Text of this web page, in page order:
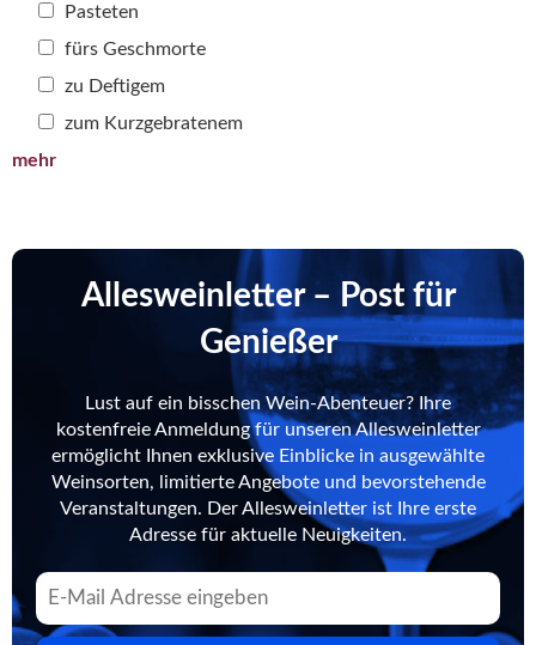
Pasteten
fürs Geschmorte
zu Deftigem
zum Kurzgebratenem
mehr
Allesweinletter – Post für
Genießer
Lust auf ein bisschen Wein-Abenteuer? Ihre
kostenfreie Anmeldung für unseren Allesweinletter
ermöglicht Ihnen exklusive Einblicke in ausgewählte
Weinsorten, limitierte Angebote und bevorstehende
Veranstaltungen. Der Allesweinletter ist Ihre erste
Adresse für aktuelle Neuigkeiten.